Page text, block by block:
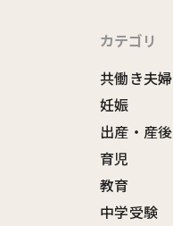
カテゴリ
共働き夫婦
妊娠
出産・産後
育児
教育
中学受験